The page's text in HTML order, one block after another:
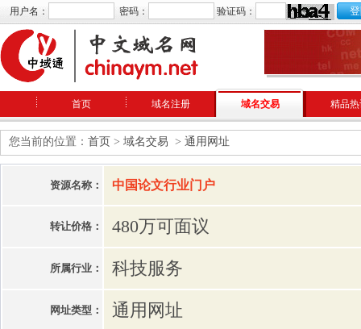
用户名： 密码： 验证码：
首页 域名注册 域名交易 精品
您当前的位置： 首页 > 域名交易 > 通用网址
资源名称： 中国论文行业门户
转让价格： 480万可面议
所属行业： 科技服务
网址类型： 通用网址